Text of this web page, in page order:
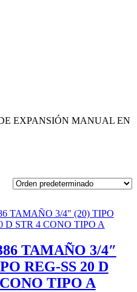
EXPANSIÓN MANUAL EN
TAMAÑO 3/4″
REG-SS 20 D
TIPO A